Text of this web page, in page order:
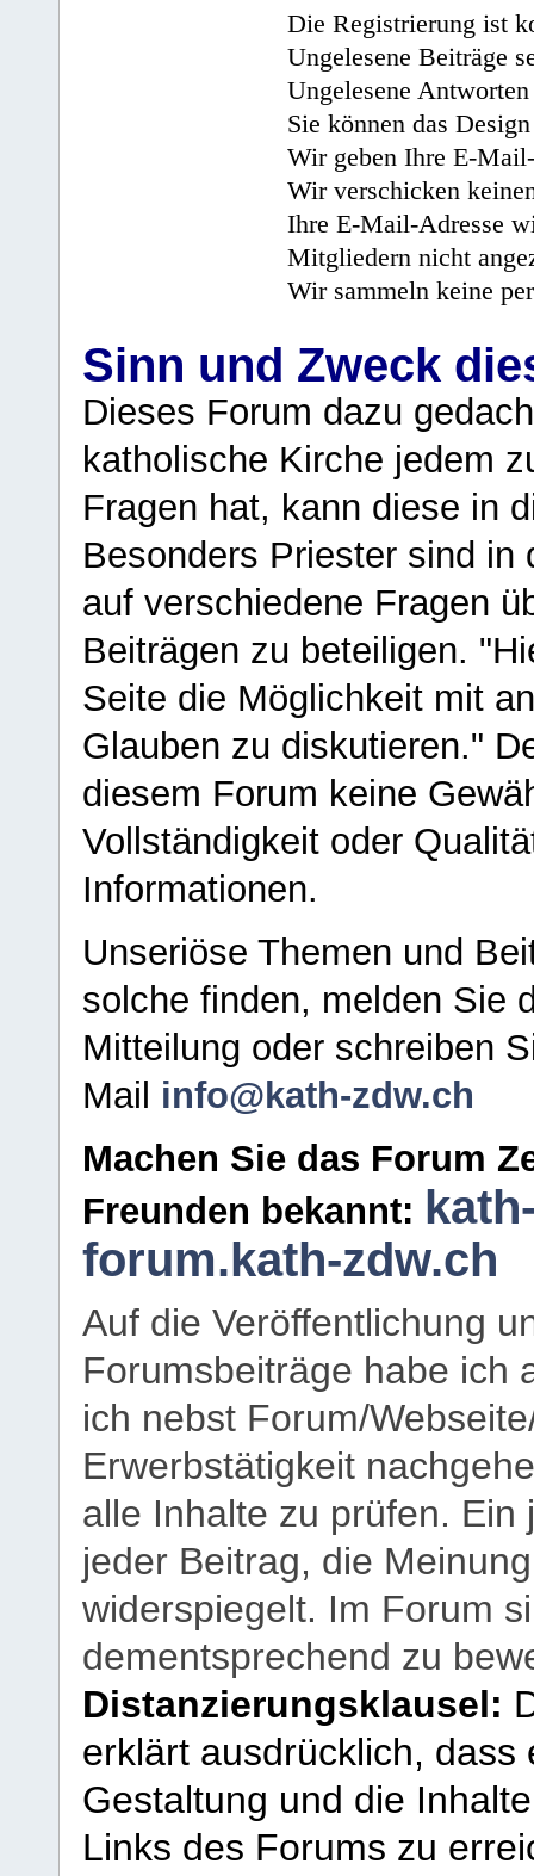
Die Registrierung ist
Ungelesene Beiträge
Ungelesene
Sie können das
Wir geben Ihre E-
Wir verschicken
Ihre E-Mail-Adresse
Mitgliedern nicht
Wir sammeln keine
Sinn und Zweck
Dieses Forum dazu
katholische Kirche jedem
Fragen hat, kann diese in
Besonders Priester sind in
auf verschiedene Fragen
Beiträgen zu beteiligen.
Seite die Möglichkeit mit
Glauben zu diskutieren."
diesem Forum keine
Vollständigkeit oder
Informationen.
Unseriöse Themen und
solche finden, melden Sie
Mitteilung oder schreiben
Mail info@kath-zdw.ch
Machen Sie das Forum
Freunden bekannt:
forum.kath-zdw.ch
Auf die Veröffentlichung
Forumsbeiträge habe ich
ich nebst Forum/
Erwerbstätigkeit
alle Inhalte zu prüfen.
jeder Beitrag, die
widerspiegelt. Im Forum
dementsprechend zu
Distanzierungsklausel:
erklärt ausdrücklich,
Gestaltung und die
Links des Forums zu